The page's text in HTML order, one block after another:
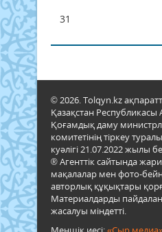
31
© 2026. Tolqyn.kz
Қазақстан Республикасы
Қоғамдық даму
комитетінің тіркеу
куәлігі 21.07.2022 жылы
® Агенттік сайтында
мақалалар мен фото-
авторлық құқықтары
Материалдарды
жасалуы міндетті.